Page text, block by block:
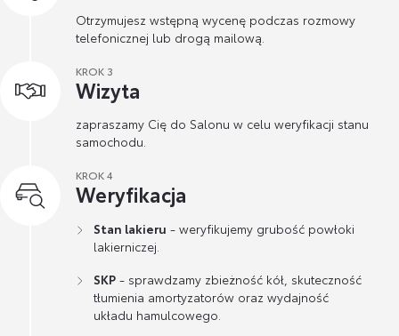
Otrzymujesz wstępną wycenę podczas rozmowy
telefonicznej lub drogą mailową.
KROK 3
Wizyta
zapraszamy Cię do Salonu w celu weryfikacji stanu
samochodu.
KROK 4
Weryfikacja
Stan lakieru - weryfikujemy grubość powłoki
lakierniczej.
SKP - sprawdzamy zbieżność kół, skuteczność
tłumienia amortyzatorów oraz wydajność
układu hamulcowego.